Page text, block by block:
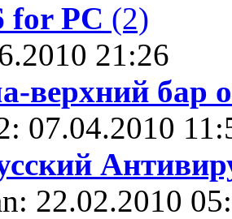
for PC (2)
21:26
верхний бар
07.04.2010
22.02.2010